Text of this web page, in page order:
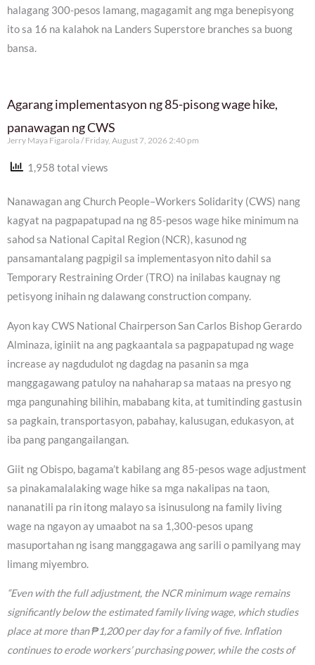
halagang 300-pesos lamang, magagamit ang mga benepisyong
ito sa 16 na kalahok na Landers Superstore branches sa buong
bansa.
Agarang implementasyon ng 85-pisong wage hike,
panawagan ng CWS
Jerry Maya Figarola Friday, August 7, 2026 2:40 pm
1,958 total views
Nanawagan ang Church People–Workers Solidarity (CWS) nang
kagyat na pagpapatupad na ng 85-pesos wage hike minimum na
sahod sa National Capital Region (NCR), kasunod ng
pansamantalang pagpigil sa implementasyon nito dahil sa
Temporary Restraining Order (TRO) na inilabas kaugnay ng
petisyong inihain ng dalawang construction company.
Ayon kay CWS National Chairperson San Carlos Bishop Gerardo
Alminaza, iginiit na ang pagkaantala sa pagpapatupad ng wage
increase ay nagdudulot ng dagdag na pasanin sa mga
manggagawang patuloy na nahaharap sa mataas na presyo ng
mga pangunahing bilihin, mababang kita, at tumitinding gastusin
sa pagkain, transportasyon, pabahay, kalusugan, edukasyon, at
iba pang pangangailangan.
Giit ng Obispo, bagama’t kabilang ang 85-pesos wage adjustment
sa pinakamalalaking wage hike sa mga nakalipas na taon,
nananatili pa rin itong malayo sa isinusulong na family living
wage na ngayon ay umaabot na sa 1,300-pesos upang
masuportahan ng isang manggagawa ang sarili o pamilyang may
limang miyembro.
“Even with the full adjustment, the NCR minimum wage remains
significantly below the estimated family living wage, which studies
place at more than ₱1,200 per day for a family of five. Inflation
continues to erode workers’ purchasing power, while the costs of